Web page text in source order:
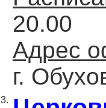
20.00
Адрес
г.
3.